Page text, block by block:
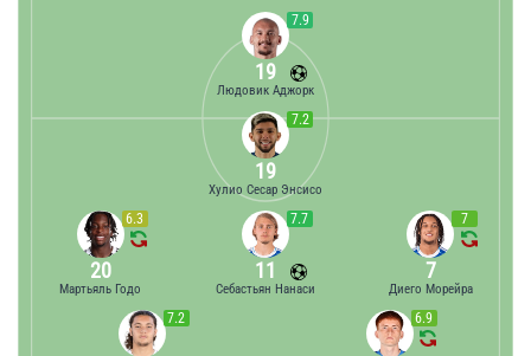
7.9
19
Людовик Аджорк
7.2 6.9
6.3
20
Мартьяль Годо
7.7
11
Себастьян Нанаси
7
7
Диего Морейра
7.2
19
Хулио Сесар Энсисо